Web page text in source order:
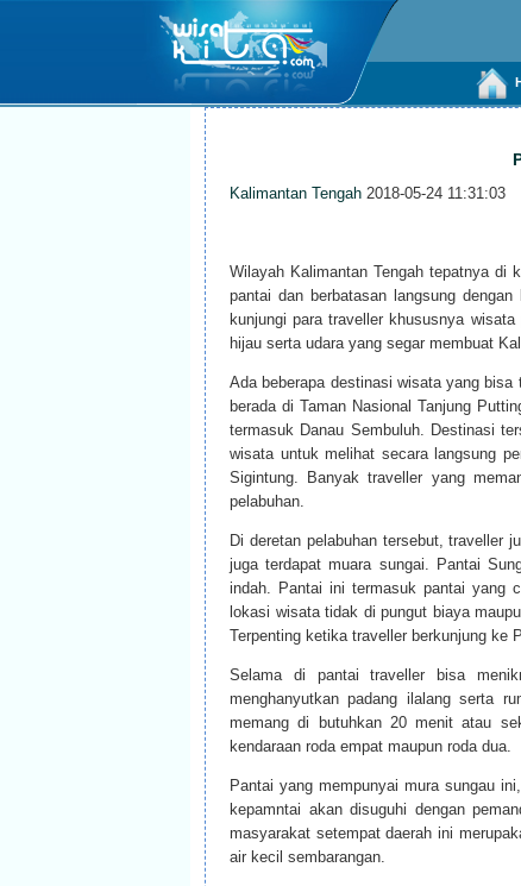
Kalimantan Tengah 2018-05-24 11:31:03
Wilayah Kalimantan Tengah tepatnya di
pantai dan berbatasan langsung
kunjungi para traveller khususnya
hijau serta udara yang segar membuat
Ada beberapa destinasi wisata yang
berada di Taman Nasional Tanjung
termasuk Danau Sembuluh. Destinasi
wisata untuk melihat secara langsung
Sigintung. Banyak traveller yang
pelabuhan.
Di deretan pelabuhan tersebut, traveller
juga terdapat muara sungai. Pantai
indah. Pantai ini termasuk pantai yang
lokasi wisata tidak di pungut biaya
Terpenting ketika traveller berkunjung ke
Selama di pantai traveller bisa
menghanyutkan padang ilalang serta
memang di butuhkan 20 menit atau
kendaraan roda empat maupun roda dua.
Pantai yang mempunyai mura sungau
kepamntai akan disuguhi dengan
masyarakat setempat daerah ini
air kecil sembarangan.